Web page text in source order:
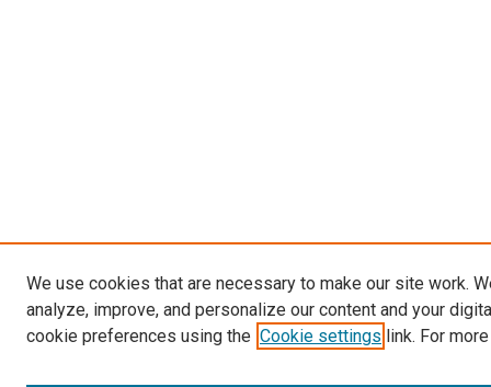
We use cookies that are necessary to make our site work.
analyze, improve, and personalize our content and your
cookie preferences using the Cookie settings link. For